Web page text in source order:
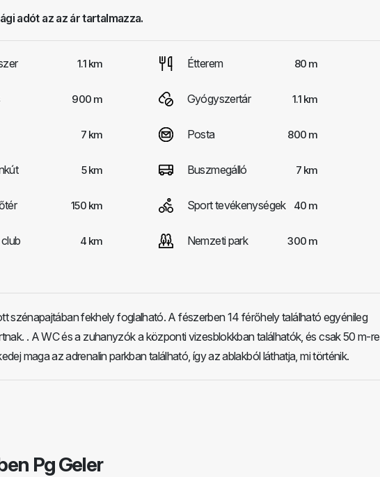
adót az az ár tartalmazza.
1.1 km Étterem 80 m
900 m Gyógyszertár 1.1 km
7 km Posta 800 m
5 km Buszmegálló 7 km
150 km Sport tevékenységek 40 m
4 km Nemzeti park 300 m
szénapajtában fekhely foglalható. A fészerben 14 férőhely található egyénileg
. A WC és a zuhanyzók a központi vizesblokkban találhatók, és csak 50 m-re
maga az adrenalin parkban található, így az ablakból láthatja, mi történik.
Pg Geler